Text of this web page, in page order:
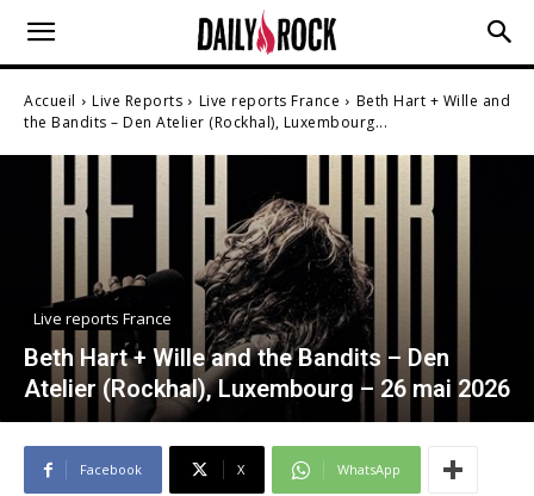
Accueil Live Reports Live reports France
Beth Hart + Wille and
the Bandits – Den Atelier (Rockhal), Luxembourg...
Live reports France
Beth Hart + Wille and the Bandits – Den
Atelier (Rockhal), Luxembourg – 26 mai 2026
Facebook X WhatsApp